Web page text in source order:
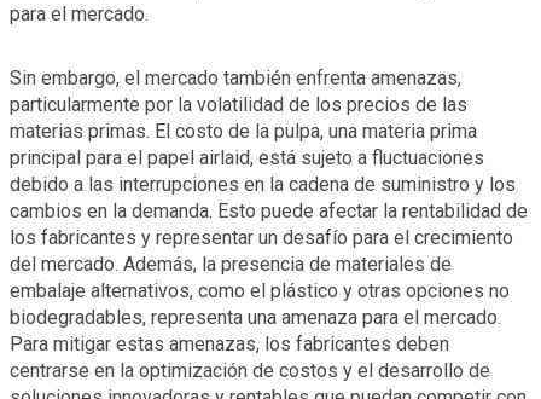
para el mercado.
Sin embargo, el mercado también enfrenta amenazas,
particularmente por la volatilidad de los precios de las
materias primas. El costo de la pulpa, una materia prima
principal para el papel airlaid, está sujeto a fluctuaciones
debido a las interrupciones en la cadena de suministro y los
cambios en la demanda. Esto puede afectar la rentabilidad de
los fabricantes y representar un desafío para el crecimiento
del mercado. Además, la presencia de materiales de
embalaje alternativos, como el plástico y otras opciones no
biodegradables, representa una amenaza para el mercado.
Para mitigar estas amenazas, los fabricantes deben
centrarse en la optimización de costos y el desarrollo de